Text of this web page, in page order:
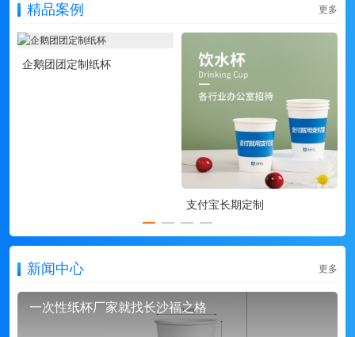
精品案例 更多
企鹅团团定制纸杯
支付宝长期定制
新闻中心 更多
一次性纸杯厂家就找长沙福之格